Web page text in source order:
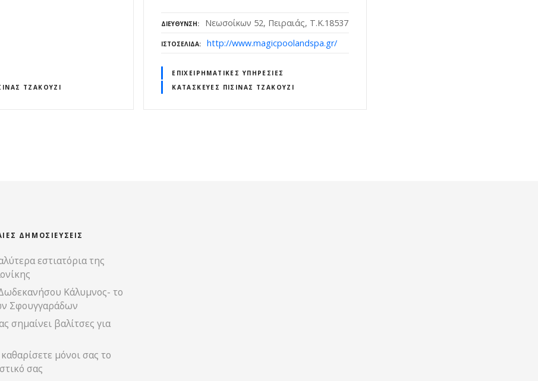
ΤΖΑΚΟΎΖΙ
ΔΙΕΎΘΥΝΣΗ Νεωσοίκων 52, Πειραιάς, Τ.Κ.18537
ΙΣΤΟΣΕΛΊΔΑ http://www.magicpoolandspa.gr/
ΕΠΙΧΕΙΡΗΜΑΤΙΚΈΣ ΥΠΗΡΕΣΊΕΣ
ΚΑΤΑΣΚΕΥΈΣ ΠΙΣΊΝΑΣ ΤΖΑΚΟΎΖΙ
ΔΗΜΟΣΙΕΎΣΕΙΣ
εστιατόρια της
Κάλυμνος- το
Σφουγγαράδων
σημαίνει βαλίτσες για
μόνοι σας το
σας